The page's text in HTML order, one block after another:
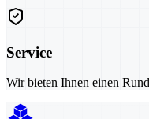
Service
Wir bieten Ihnen einen